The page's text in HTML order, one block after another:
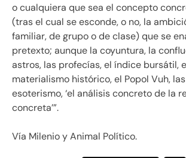
o cualquiera que sea el concepto
(tras el cual se esconde, o no, la
familiar, de grupo o de clase) que se
pretexto; aunque la coyuntura, la
astros, las profecías, el índice bursátil,
materialismo histórico, el Popol Vuh,
esoterismo, ‘el análisis concreto de la
concreta’”.
Vía Milenio y Animal Político.